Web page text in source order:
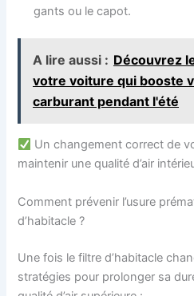
gants ou le capot.
A lire aussi : Découvrez
votre voiture qui booste
carburant pendant l'été
Un changement correct de
maintenir une qualité d’air
Comment prévenir l’usure
d’habitacle ?
Une fois le filtre d’habitacle
stratégies pour prolonger sa